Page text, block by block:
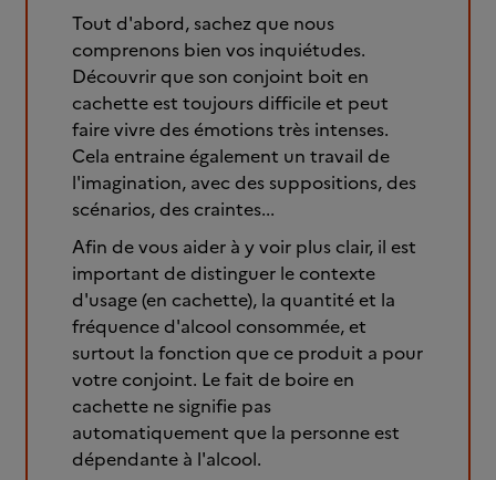
Tout d'abord, sachez que nous
comprenons bien vos inquiétudes.
Découvrir que son conjoint boit en
cachette est toujours difficile et peut
faire vivre des émotions très intenses.
Cela entraine également un travail de
l'imagination, avec des suppositions, des
scénarios, des craintes...
Afin de vous aider à y voir plus clair, il est
important de distinguer le contexte
d'usage (en cachette), la quantité et la
fréquence d'alcool consommée, et
surtout la fonction que ce produit a pour
votre conjoint. Le fait de boire en
cachette ne signifie pas
automatiquement que la personne est
dépendante à l'alcool.